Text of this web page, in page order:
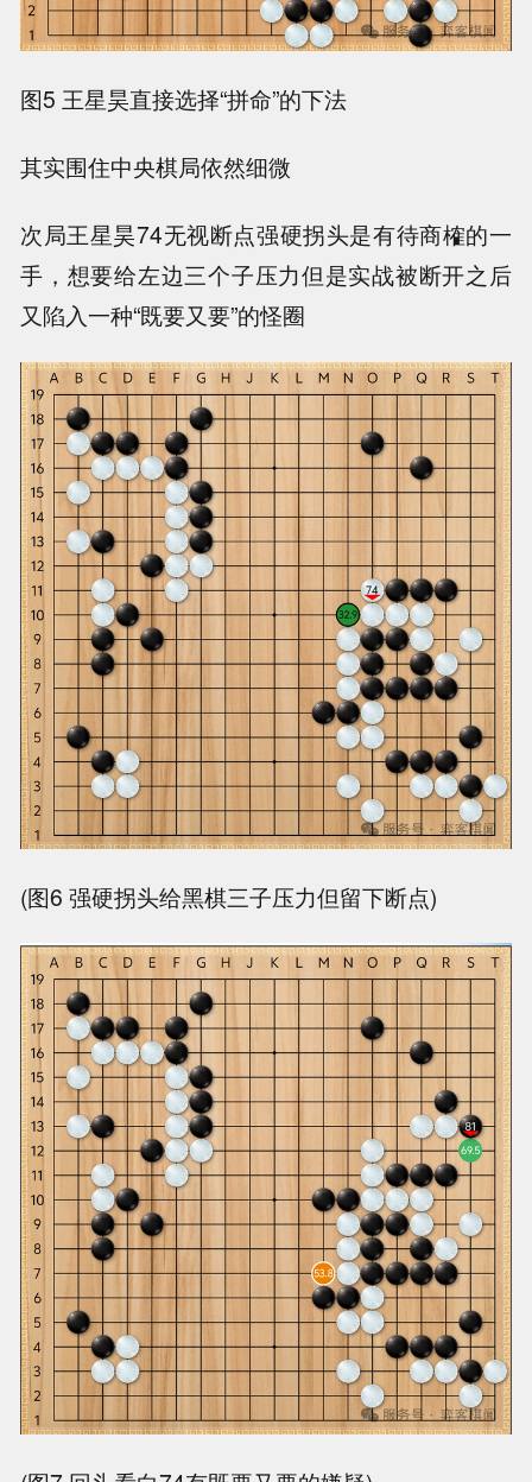
图5 王星昊直接选择“拼命”的下法
其实围住中央棋局依然细微
次局王星昊74无视断点强硬拐头是有待商榷的一
手，想要给左边三个子压力但是实战被断开之后
又陷入一种“既要又要”的怪圈
(图6 强硬拐头给黑棋三子压力但留下断点)